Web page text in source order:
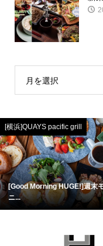
月を選択
[横浜]QUAYS pacific grill
[Good Morning HUGE!]週末
ニ...